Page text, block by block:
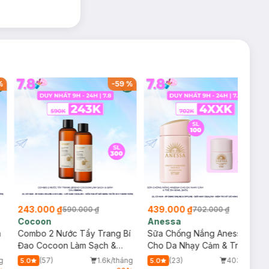
sắc phù hợp
-59%
243.000 ₫590.000 ₫
Cocoon
Combo 2 Nước Tẩy Trang Bí
Đao Cocoon Làm Sạch &
Giảm Dầu 500ml
5.0 (57)
1.6k/tháng
439.000 ₫702.000 ₫
Anessa
Sữa Chống Nắng Anessa
Cho Da Nhạy Cảm & Trẻ Em
60ml (Mới)
5.0 (23)
403/tháng